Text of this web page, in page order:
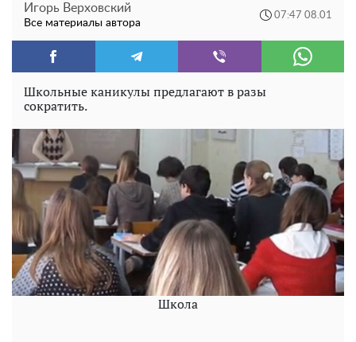
Игорь Верховский
Все материалы автора
07:47 08.01
Школьные каникулы предлагают в разы
сократить.
Школа